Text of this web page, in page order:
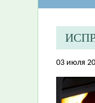
03 июля